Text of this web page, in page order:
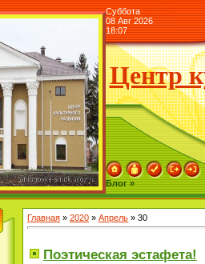
Суббота
08 Авг 2026
18:07
Центр
Блог »
Главная » 2020 » Апрель » 30
Поэтическая эстафета!